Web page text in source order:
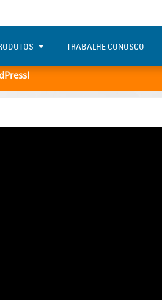
TRABALHE CONOSCO